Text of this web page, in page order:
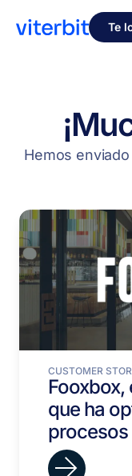
Te
Hemos
CUSTOMER
Fooxbox,
que ha
viterbit.